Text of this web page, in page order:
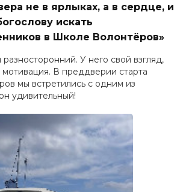
не в ярлыках, а в сердце, и
искать
в Школе Волонтёров»
У него свой взгляд,
мотивация. В преддверии старта
мы встретились с одним из
удивительный!